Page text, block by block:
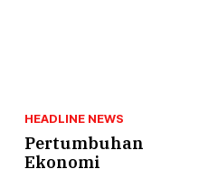
HEADLINE NEWS
Pertumbuhan
Ekonomi